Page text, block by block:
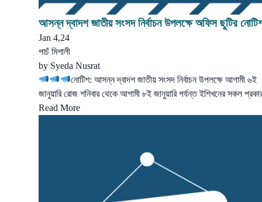
আসন্ন দ্বাদশ জাতীয় সংসদ নির্বাচন উপলক্ষে অফিস ছুটির
Jan 4,24
পাচঁ মিশালী
by Syeda Nusrat
নোটিশ: আসন্ন দ্বাদশ জাতীয় সংসদ নির্বাচন উপলক্ষে আগামী ৬ই
জানুয়ারি রোজ শনিবার থেকে আগামী ৮ই জানুয়ারি পর্যন্ত ইশিখনের সকল
Read More